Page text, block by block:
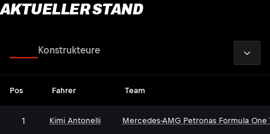
AKTUELLER STAND
Konstrukteure
Pos Fahrer Team
1 Kimi Antonelli Mercedes-AMG Petronas Formula One